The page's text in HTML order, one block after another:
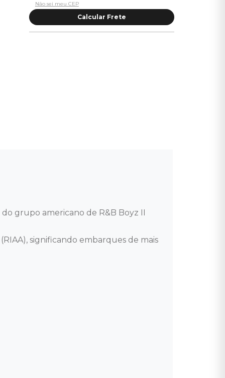
Não sei meu CEP
grupo americano de R&B Boyz II
significando embarques de mais